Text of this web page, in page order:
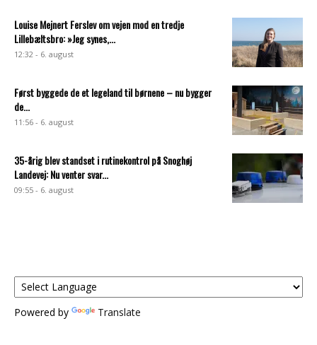
Louise Mejnert Ferslev om vejen mod en tredje
Lillebæltsbro: »Jeg synes,...
12:32 - 6. august
Først byggede de et legeland til børnene – nu bygger
de...
11:56 - 6. august
35-årig blev standset i rutinekontrol på Snoghøj
Landevej: Nu venter svar...
09:55 - 6. august
Powered by Translate